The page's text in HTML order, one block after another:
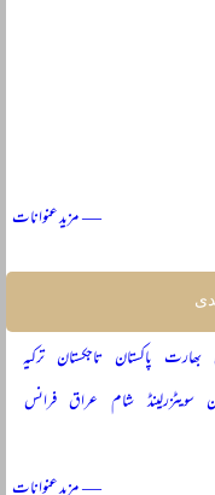
— مزید عنوانات
بھارت پاکستان تاجکستان ترکیہ
سویٹزرلینڈ شام عراق فرانس